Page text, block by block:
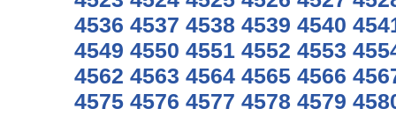
4536 4537 4538 4539 4540
4549 4550 4551 4552 4553
4562 4563 4564 4565 4566
4575 4576 4577 4578 4579